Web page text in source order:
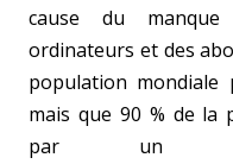
cause du
ordinateurs et des
population mondiale
mais que 90 % de la
par un